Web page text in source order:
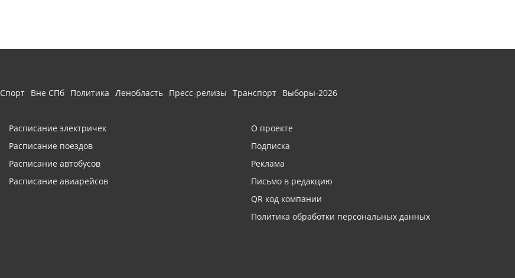
Спорт Вне СПб Политика Ленобласть Пресс-релизы Транспорт Выборы-2026
Расписание электричек
Расписание поездов
Расписание автобусов
Расписание авиарейсов
О проекте
Подписка
Реклама
Письмо в редакцию
QR код компании
Политика обработки персональных данных